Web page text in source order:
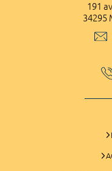
191
34295